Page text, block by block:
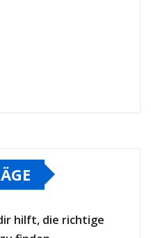
hilft, die richtige